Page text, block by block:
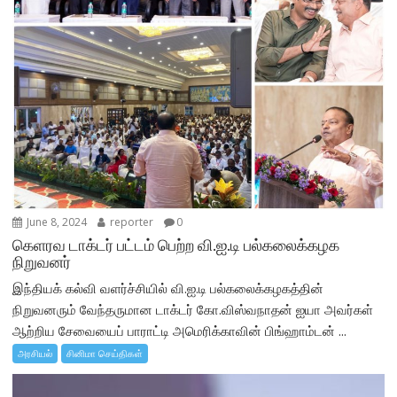
June 8, 2024 reporter 0
கெளரவ டாக்டர் பட்டம் பெற்ற வி.ஐ.டி பல்கலைக்கழக
நிறுவனர்
இந்தியக் கல்வி வளர்ச்சியில் வி.ஐ.டி பல்கலைக்கழகத்தின்
நிறுவனரும் வேந்தருமான டாக்டர் கோ.விஸ்வநாதன் ஐயா அவர்கள்
ஆற்றிய சேவையைப் பாராட்டி அமெரிக்காவின் பிங்ஹாம்டன் ...
அரசியல் சினிமா செய்திகள்